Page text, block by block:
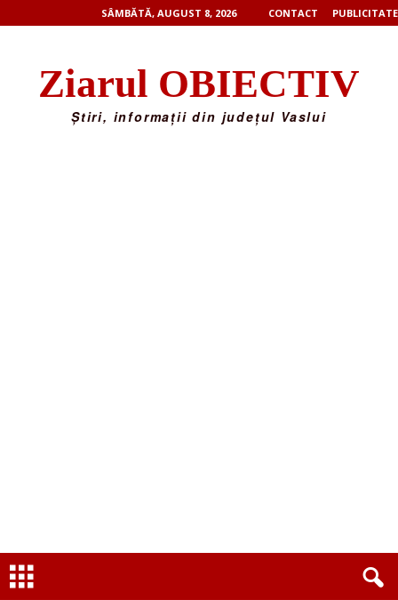
SÂMBĂTĂ, AUGUST 8, 2026 CONTACT PUBLICITATE
Ziarul OBIECTIV
Știri, informații din județul Vaslui